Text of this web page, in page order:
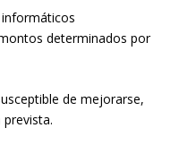
determinados por
de mejorarse,